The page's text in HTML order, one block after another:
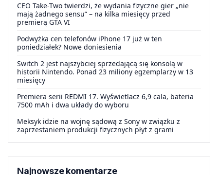
CEO Take-Two twierdzi, że wydania fizyczne gier „nie
mają żadnego sensu” – na kilka miesięcy przed
premierą GTA VI
Podwyżka cen telefonów iPhone 17 już w ten
poniedziałek? Nowe doniesienia
Switch 2 jest najszybciej sprzedającą się konsolą w
historii Nintendo. Ponad 23 miliony egzemplarzy w 13
miesięcy
Premiera serii REDMI 17. Wyświetlacz 6,9 cala, bateria
7500 mAh i dwa układy do wyboru
Meksyk idzie na wojnę sądową z Sony w związku z
zaprzestaniem produkcji fizycznych płyt z grami
Najnowsze komentarze